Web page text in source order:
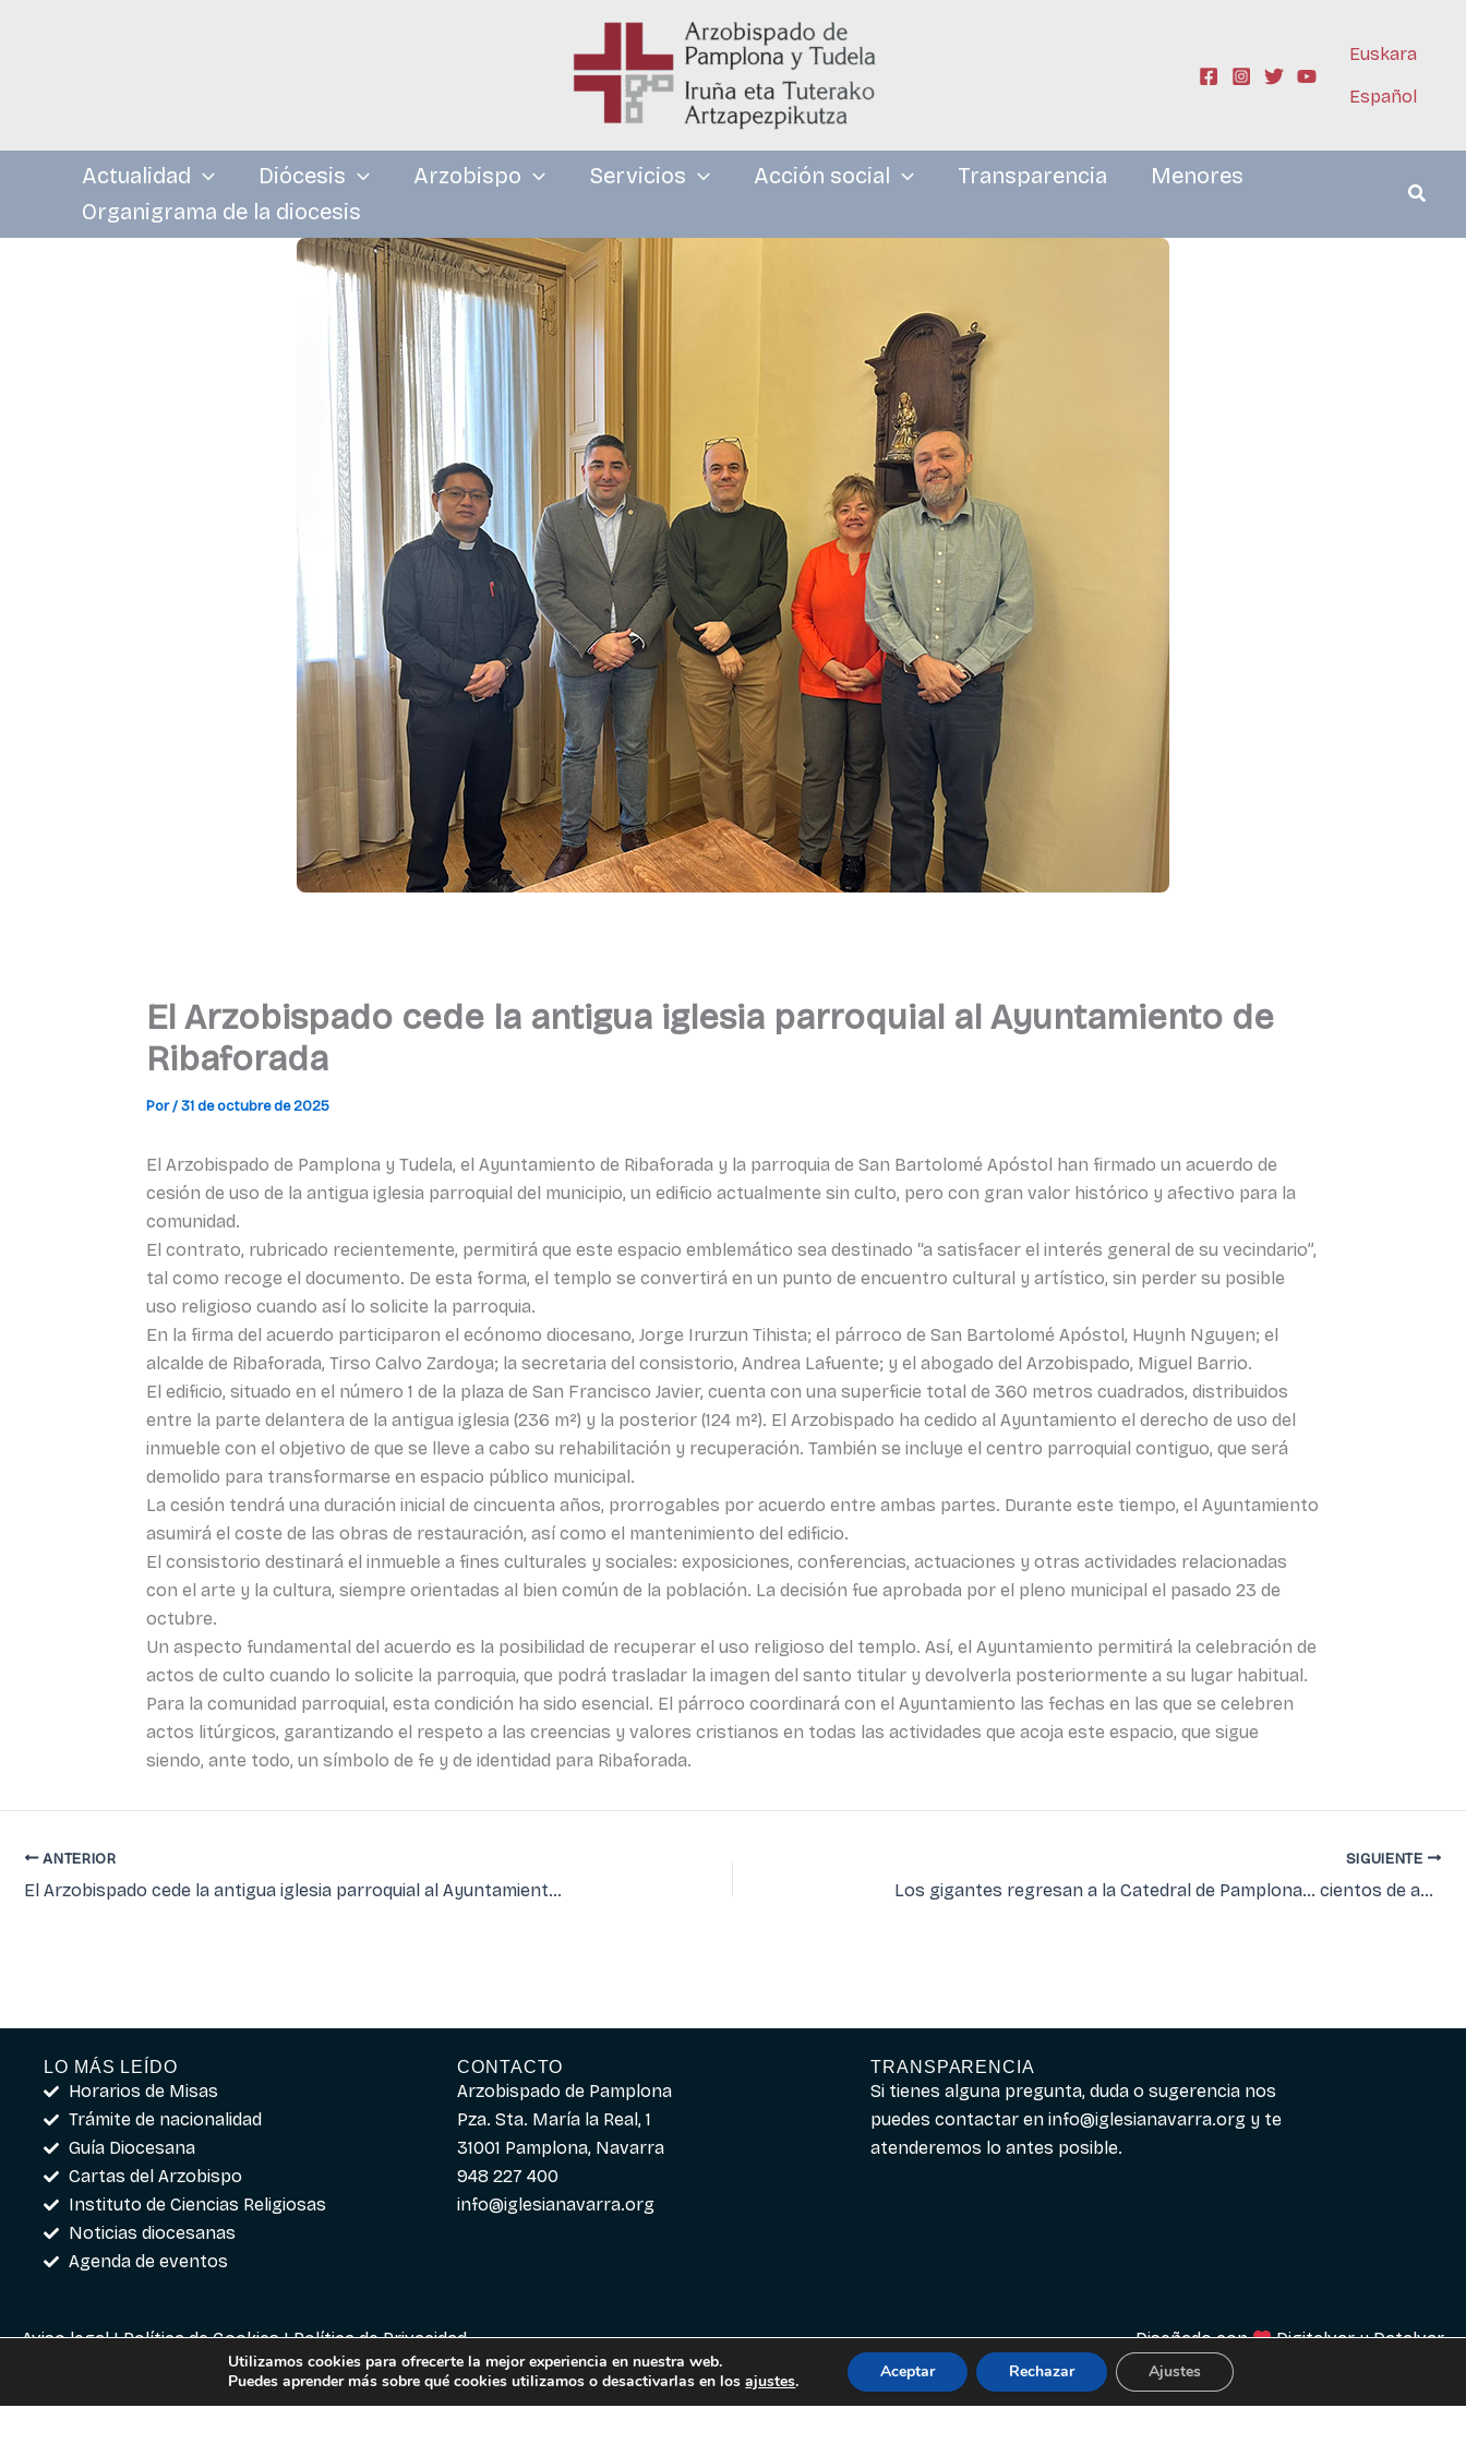
Euskara
Español
Actualidad Diócesis Arzobispo Servicios Acción social Transparencia
Menores
Organigrama de la diocesis
El Arzobispado cede la antigua iglesia parroquial al Ayuntamiento de
Ribaforada
Por/31 de octubre de 2025
El Arzobispado de Pamplona y Tudela, el Ayuntamiento de Ribaforada y la parroquia de San Bartolomé Apóstol han firmado un acuerdo de
cesión de uso de la antigua iglesia parroquial del municipio, un edificio actualmente sin culto, pero con gran valor histórico y afectivo para la
comunidad.
El contrato, rubricado recientemente, permitirá que este espacio emblemático sea destinado “a satisfacer el interés general de su vecindario”,
tal como recoge el documento. De esta forma, el templo se convertirá en un punto de encuentro cultural y artístico, sin perder su posible
uso religioso cuando así lo solicite la parroquia.
En la firma del acuerdo participaron el ecónomo diocesano, Jorge Irurzun Tihista; el párroco de San Bartolomé Apóstol, Huynh Nguyen; el
alcalde de Ribaforada, Tirso Calvo Zardoya; la secretaria del consistorio, Andrea Lafuente; y el abogado del Arzobispado, Miguel Barrio.
El edificio, situado en el número 1 de la plaza de San Francisco Javier, cuenta con una superficie total de 360 metros cuadrados, distribuidos
entre la parte delantera de la antigua iglesia (236 m²) y la posterior (124 m²). El Arzobispado ha cedido al Ayuntamiento el derecho de uso del
inmueble con el objetivo de que se lleve a cabo su rehabilitación y recuperación. También se incluye el centro parroquial contiguo, que será
demolido para transformarse en espacio público municipal.
La cesión tendrá una duración inicial de cincuenta años, prorrogables por acuerdo entre ambas partes. Durante este tiempo, el Ayuntamiento
asumirá el coste de las obras de restauración, así como el mantenimiento del edificio.
El consistorio destinará el inmueble a fines culturales y sociales: exposiciones, conferencias, actuaciones y otras actividades relacionadas
con el arte y la cultura, siempre orientadas al bien común de la población. La decisión fue aprobada por el pleno municipal el pasado 23 de
octubre.
Un aspecto fundamental del acuerdo es la posibilidad de recuperar el uso religioso del templo. Así, el Ayuntamiento permitirá la celebración de
actos de culto cuando lo solicite la parroquia, que podrá trasladar la imagen del santo titular y devolverla posteriormente a su lugar habitual.
Para la comunidad parroquial, esta condición ha sido esencial. El párroco coordinará con el Ayuntamiento las fechas en las que se celebren
actos litúrgicos, garantizando el respeto a las creencias y valores cristianos en todas las actividades que acoja este espacio, que sigue
siendo, ante todo, un símbolo de fe y de identidad para Ribaforada.
ANTERIOR
El Arzobispado cede la antigua iglesia parroquial al Ayuntamiento de Ribaforada para su uso público
SIGUIENTE
Los gigantes regresan a la Catedral de Pamplona… cientos de años después
LO MÁS LEÍDO
Horarios de Misas
Trámite de nacionalidad
Guía Diocesana
Cartas del Arzobispo
Instituto de Ciencias Religiosas
Noticias diocesanas
Agenda de eventos
CONTACTO
Arzobispado de Pamplona
Pza. Sta. María la Real, 1
31001 Pamplona, Navarra
948 227 400
info@iglesianavarra.org
TRANSPARENCIA
Si tienes alguna pregunta, duda o sugerencia nos
puedes contactar eninfo@iglesianavarra.org y te
atenderemos lo antes posible.
Aviso legal|Política de Cookies|Política de Privacidad Diseñado con DigitalvaryDatalvar
Utilizamos cookies para ofrecerte la mejor experiencia en nuestra web.
Puedes aprender más sobre qué cookies utilizamos o desactivarlas en losajustes. Aceptar Rechazar Ajustes